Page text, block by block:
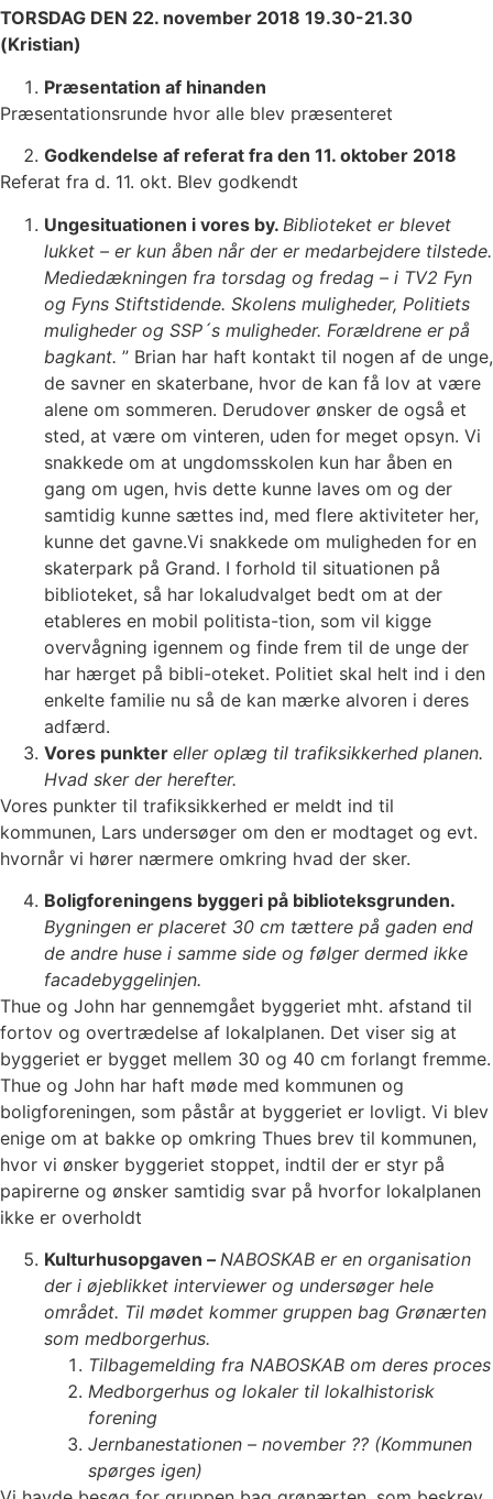
TORSDAG DEN 22. november 2018 19.30-21.30
(Kristian)
Præsentation af hinanden
Præsentationsrunde hvor alle blev præsenteret
Godkendelse af referat fra den 11. oktober 2018
Referat fra d. 11. okt. Blev godkendt
Ungesituationen i vores by. Biblioteket er blevet
lukket – er kun åben når der er medarbejdere tilstede.
Mediedækningen fra torsdag og fredag – i TV2 Fyn
og Fyns Stiftstidende. Skolens muligheder, Politiets
muligheder og SSP´s muligheder. Forældrene er på
bagkant. ” Brian har haft kontakt til nogen af de unge,
de savner en skaterbane, hvor de kan få lov at være
alene om sommeren. Derudover ønsker de også et
sted, at være om vinteren, uden for meget opsyn. Vi
snakkede om at ungdomsskolen kun har åben en
gang om ugen, hvis dette kunne laves om og der
samtidig kunne sættes ind, med flere aktiviteter her,
kunne det gavne.Vi snakkede om muligheden for en
skaterpark på Grand. I forhold til situationen på
biblioteket, så har lokaludvalget bedt om at der
etableres en mobil politista-tion, som vil kigge
overvågning igennem og finde frem til de unge der
har hærget på bibli-oteket. Politiet skal helt ind i den
enkelte familie nu så de kan mærke alvoren i deres
adfærd.
Vores punkter eller oplæg til trafiksikkerhed planen.
Hvad sker der herefter.
Vores punkter til trafiksikkerhed er meldt ind til
kommunen, Lars undersøger om den er modtaget og evt.
hvornår vi hører nærmere omkring hvad der sker.
Boligforeningens byggeri på biblioteksgrunden.
Bygningen er placeret 30 cm tættere på gaden end
de andre huse i samme side og følger dermed ikke
facadebyggelinjen.
Thue og John har gennemgået byggeriet mht. afstand til
fortov og overtrædelse af lokalplanen. Det viser sig at
byggeriet er bygget mellem 30 og 40 cm forlangt fremme.
Thue og John har haft møde med kommunen og
boligforeningen, som påstår at byggeriet er lovligt. Vi blev
enige om at bakke op omkring Thues brev til kommunen,
hvor vi ønsker byggeriet stoppet, indtil der er styr på
papirerne og ønsker samtidig svar på hvorfor lokalplanen
ikke er overholdt
Kulturhusopgaven – NABOSKAB er en organisation
der i øjeblikket interviewer og undersøger hele
området. Til mødet kommer gruppen bag Grønærten
som medborgerhus.
Tilbagemelding fra NABOSKAB om deres proces
Medborgerhus og lokaler til lokalhistorisk
forening
Jernbanestationen – november ?? (Kommunen
spørges igen)